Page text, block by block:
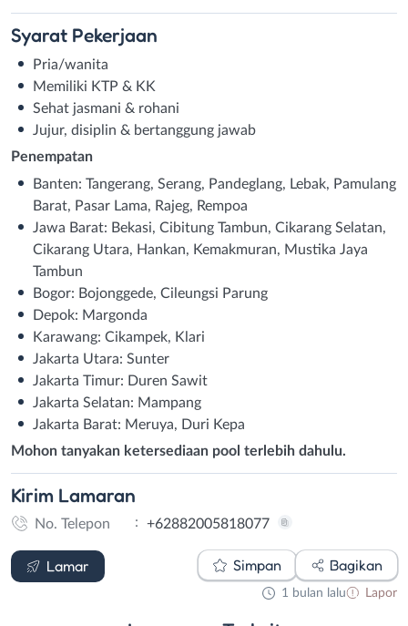
Syarat Pekerjaan
Pria/wanita
Memiliki KTP & KK
Sehat jasmani & rohani
Jujur, disiplin & bertanggung jawab
Penempatan
Banten: Tangerang, Serang, Pandeglang, Lebak, Pamulang
Barat, Pasar Lama, Rajeg, Rempoa
Jawa Barat: Bekasi, Cibitung Tambun, Cikarang Selatan,
Cikarang Utara, Hankan, Kemakmuran, Mustika Jaya
Tambun
Bogor: Bojonggede, Cileungsi Parung
Depok: Margonda
Karawang: Cikampek, Klari
Jakarta Utara: Sunter
Jakarta Timur: Duren Sawit
Jakarta Selatan: Mampang
Jakarta Barat: Meruya, Duri Kepa
Mohon tanyakan ketersediaan pool terlebih dahulu.
Kirim Lamaran
No. Telepon : +62882005818077
Lamar
WhatsApp
Simpan Bagikan
1 bulan lalu Lapor